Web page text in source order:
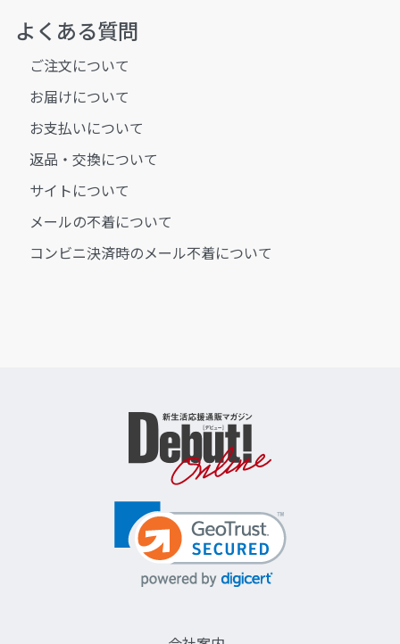
よくある質問
ご注文について
お届けについて
お支払いについて
返品・交換について
サイトについて
メールの不着について
コンビニ決済時のメール不着について